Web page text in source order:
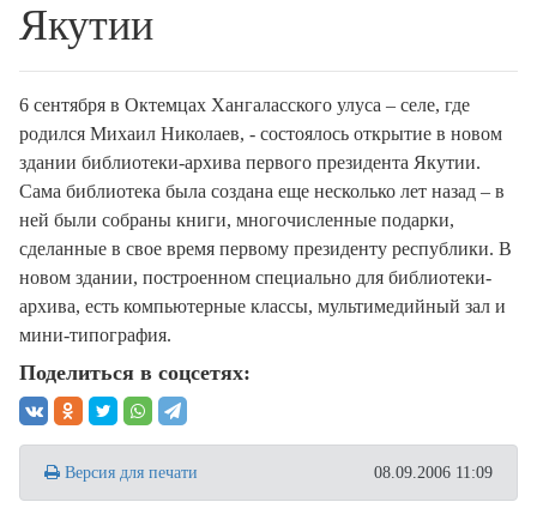
Якутии
6 сентября в Октемцах Хангаласского улуса – селе, где
родился Михаил Николаев, - состоялось открытие в новом
здании библиотеки-архива первого президента Якутии.
Сама библиотека была создана еще несколько лет назад – в
ней были собраны книги, многочисленные подарки,
сделанные в свое время первому президенту республики. В
новом здании, построенном специально для библиотеки-
архива, есть компьютерные классы, мультимедийный зал и
мини-типография.
Поделиться в соцсетях:
Версия для печати 08.09.2006 11:09